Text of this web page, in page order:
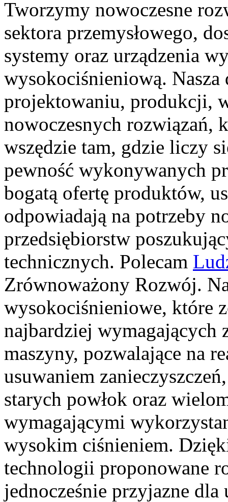
Tworzymy nowoczesne
sektora przemysłowego,
systemy oraz urządzenia
wysokociśnieniową. Nasza
projektowaniu, produkcji,
nowoczesnych rozwiązań,
wszędzie tam, gdzie liczy
pewność wykonywanych
bogatą ofertę produktów,
odpowiadają na potrzeby
przedsiębiorstw
technicznych. Polecam
Zrównoważony Rozwój.
wysokociśnieniowe, które
najbardziej wymagających
maszyny, pozwalające na
usuwaniem
starych powłok oraz
wymagającymi
wysokim ciśnieniem.
technologii proponowane
jednocześnie przyjazne